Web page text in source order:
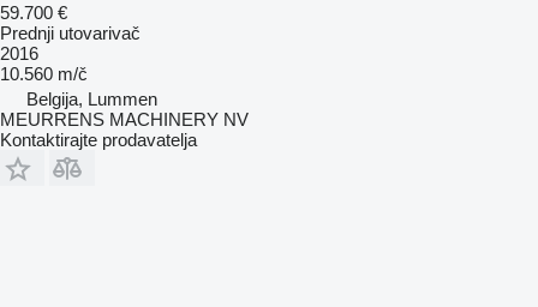
59.700 €
Prednji utovarivač
2016
10.560 m/č
Belgija, Lummen
MEURRENS MACHINERY NV
Kontaktirajte prodavatelja